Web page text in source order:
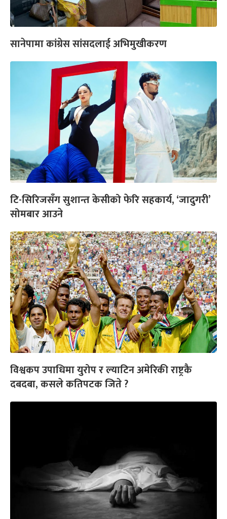
सानेपामा कांग्रेस सांसदलाई अभिमुखीकरण
टि-सिरिजसँग सुशान्त केसीको फेरि सहकार्य, ‘जादुगरी’
सोमबार आउने
विश्वकप उपाधिमा युरोप र ल्याटिन अमेरिकी राष्ट्रकै
दबदबा, कसले कतिपटक जिते ?